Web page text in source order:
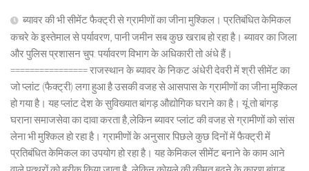
ब्यावर की भी सीमेंट फैक्ट्री से ग्रामीणों का जीना मुश्किल। प्रतिबंधित केमिकल
कचरे के इस्तेमाल से पर्यावरण, पानी जमीन सब कुछ खराब हो रहा है। ब्यावर का जिला
और पुलिस प्रशासन चुप: पर्यावरण विभाग के अधिकारी तो अंधे हैं।
================ राजस्थान के ब्यावर के निकट अंधेरी देवरी में श्री सीमेंट का
जो प्लांट (फैक्ट्री) लगा हुआ है उसकी वजह से आसपास के ग्रामीणों का जीना मुश्किल
हो गया है। यह प्लांट देश के सुविख्यात बांगड़ औद्योगिक घराने का है। यूं तो बांगड़
घराना समाजसेवा का दावा करता है,लेकिन ब्यावर प्लांट की वजह से ग्रामीणों को सांस
लेना भी मुश्किल हो रहा है। ग्रामीणों के अनुसार पिछले कुछ दिनों में फैक्ट्री में
प्रतिबंधित केमिकल का उपयोग हो रहा है। यह केमिकल सीमेंट बनाने के काम आने